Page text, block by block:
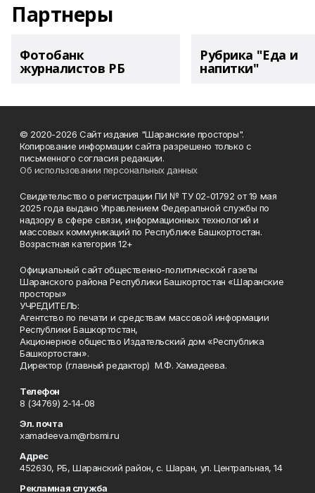
Партнеры
Фотобанк
журналистов РБ
Рубрика "Еда и
напитки"
© 2020-2026 Сайт издания "Шаранские просторы".
Копирование информации сайта разрешено только с
письменного согласия редакции.
Об использовании персональных данных
Свидетельство о регистрации ПИ № ТУ 02-01792 от 19 мая
2025 года выдано Управлением Федеральной службы по
надзору в сфере связи, информационных технологий и
массовых коммуникаций по Республике Башкортостан.
Возрастная категория 12+
Официальный сайт общественно-политической газеты
Шаранского района Республики Башкортостан «Шаранские
просторы»
УЧРЕДИТЕЛЬ:
Агентство по печати и средствам массовой информации
Республики Башкортостан,
Акционерное общество Издательский дом «Республика
Башкортостан».
Директор (главный редактор) М.Ф. Хамадеева.
Телефон
8 (34769) 2-14-08
Эл. почта
xamadeeva.m@rbsmi.ru
Адрес
452630, РБ, Шаранский район, с. Шаран, ул. Центральная, 14
Рекламная служба